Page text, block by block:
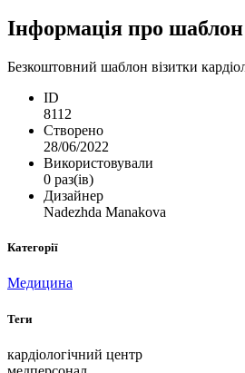
Інформація про шаблон
Безкоштовний шаблон візитки
ID
8112
Створено
28/06/2022
Використовували
0 раз(ів)
Дизайнер
Nadezhda Manakova
Категорії
Медицина
Теги
кардіологічний центр